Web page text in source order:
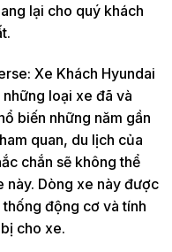
lại cho quý khách
Xe Khách Hyundai
loại xe đã và
biến những năm gần
quan, du lịch của
chắn sẽ không thể
này. Dòng xe này được
động cơ và tính
cho xe.